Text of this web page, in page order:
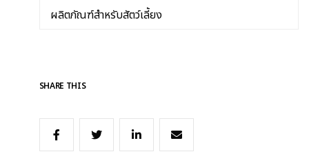
ผลิตภัณฑ์สำหรับสัตว์เลี้ยง
SHARE THIS